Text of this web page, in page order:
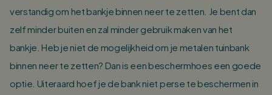
verstandig om het bankje binnen neer te zetten. Je bent dan
zelf minder buiten en zal minder gebruik maken van het
bankje. Heb je niet de mogelijkheid om je metalen tuinbank
binnen neer te zetten? Dan is een beschermhoes een goede
optie. Uiteraard hoef je de bank niet perse te beschermen in